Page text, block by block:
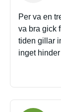
Per va en
va bra gick
tiden gillar
inget